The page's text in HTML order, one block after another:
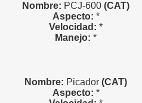
Nombre: PCJ-600 (CAT)
Aspecto: *
Velocidad: *
Manejo: *
Nombre: Picador (CAT)
Aspecto: *